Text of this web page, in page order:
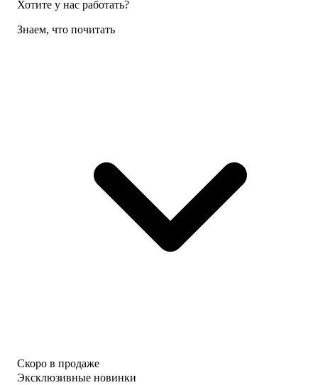
Хотите у нас работать?
Знаем, что почитать
Скоро в продаже
Эксклюзивные новинки